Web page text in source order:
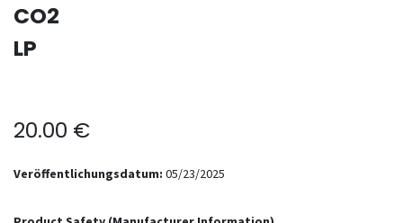
CO2
LP
20.00 €
Veröffentlichungsdatum: 05/23/2025